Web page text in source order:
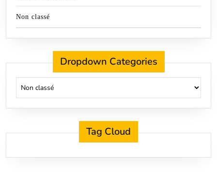
Non classé
Dropdown Categories
Tag Cloud